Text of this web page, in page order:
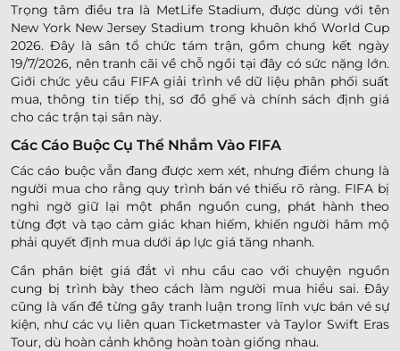
Trọng tâm điều tra là MetLife Stadium, được dùng với tên
New York New Jersey Stadium trong khuôn khổ World Cup
2026. Đây là sân tổ chức tám trận, gồm chung kết ngày
19/7/2026, nên tranh cãi về chỗ ngồi tại đây có sức nặng lớn.
Giới chức yêu cầu FIFA giải trình về dữ liệu phân phối suất
mua, thông tin tiếp thị, sơ đồ ghế và chính sách định giá
cho các trận tại sân này.
Các Cáo Buộc Cụ Thể Nhắm Vào FIFA
Các cáo buộc vẫn đang được xem xét, nhưng điểm chung là
người mua cho rằng quy trình bán vé thiếu rõ ràng. FIFA bị
nghi ngờ giữ lại một phần nguồn cung, phát hành theo
từng đợt và tạo cảm giác khan hiếm, khiến người hâm mộ
phải quyết định mua dưới áp lực giá tăng nhanh.
Cần phân biệt giá đắt vì nhu cầu cao với chuyện nguồn
cung bị trình bày theo cách làm người mua hiểu sai. Đây
cũng là vấn đề từng gây tranh luận trong lĩnh vực bán vé sự
kiện, như các vụ liên quan Ticketmaster và Taylor Swift Eras
Tour, dù hoàn cảnh không hoàn toàn giống nhau.